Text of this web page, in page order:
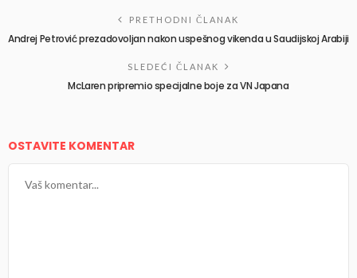
PRETHODNI ČLANAK
Andrej Petrović prezadovoljan nakon uspešnog vikenda u Saudijskoj Arabiji
SLEDEĆI ČLANAK
McLaren pripremio specijalne boje za VN Japana
OSTAVITE KOMENTAR